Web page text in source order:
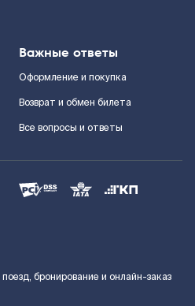
Важные ответы
Оформление и покупка
Возврат и обмен билета
Все вопросы и ответы
бронирование и онлайн-заказ